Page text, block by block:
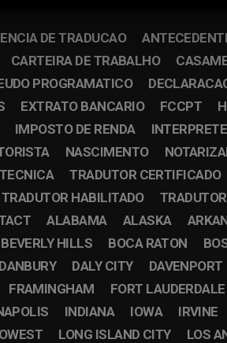
DE TRADUCAO
CARTEIRA DE TRABALHO
PROGRAMATICO
EXTRATO BANCARIO FCCPT
IMPOSTO DE RENDA
NASCIMENTO
TECNICA TRADUTOR CERTIFICADO
TRADUTOR HABILITADO
ALABAMA ALASKA
BEVERLY HILLS BOCA RATON
DANBURY DALY CITY DAVENPORT
FRAMINGHAM FORT LAUDERDALE
INDIANA IOWA IRVINE
LONG ISLAND CITY LOS